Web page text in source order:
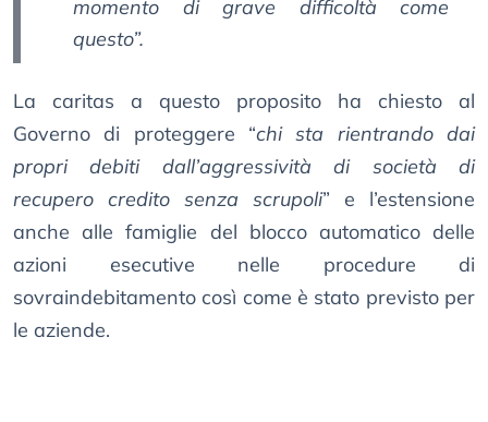
momento di grave difficoltà come
questo”.
La caritas a questo proposito ha chiesto al
Governo di proteggere “chi sta rientrando dai
propri debiti dall’aggressività di società di
recupero credito senza scrupoli” e l’estensione
anche alle famiglie del blocco automatico delle
azioni esecutive nelle procedure di
sovraindebitamento così come è stato previsto per
le aziende.